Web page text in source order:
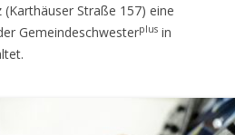
Straße 157) eine
Gemeindeschwesterplus in